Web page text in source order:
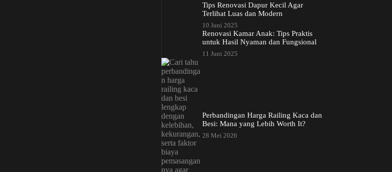
Tips Renovasi Dapur Kecil Agar
Terlihat Luas dan Modern
10 Juni 2025
Renovasi Kamar Anak: Tips Praktis
untuk Hasil Nyaman dan Fungsional
11 Juni 2025
Perbandingan Harga Railing Kaca dan
Besi: Mana yang Lebih Worth It?
28 Mei 2026